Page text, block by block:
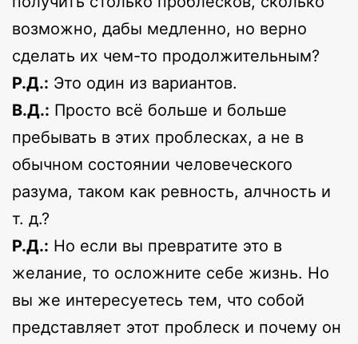
возможно, дабы медленно, но верно
сделать их чем-то продолжительным?
Р.Д.: Это один из вариантов.
В.Д.: Просто всё больше и больше
пребывать в этих проблесках, а не в
обычном состоянии человеческого
разума, таком как ревность, алчность и
т. д.?
Р.Д.: Но если вы превратите это в
желание, то осложните себе жизнь. Но
вы же интересуетесь тем, что собой
представляет этот проблеск и почему он